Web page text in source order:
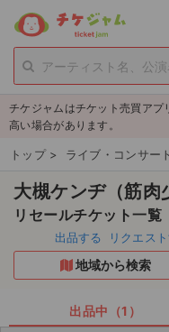
person_add 新規会員登録
チケットを探す
新着チケット
値下げしたチケット
都道府県からチケットを
もうすぐ開催のチケット
チケットのリクエスト一覧
チケジャムはチケット売買アプ
高い場合があります。
トップ > ライブ・コンサー
大槻ケンヂ（筋肉
リセールチケット一覧
出品する リクエス
地域から検索
出品中（1）